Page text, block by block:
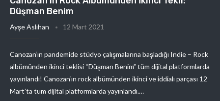
Düşman Benim
Ayşe Aslıhan 12 Mart 2021
Canozan‘ın pandemide stüdyo çalışmalarına başladığı Indie – Rock
albümünden ikinci teklisi “Düşman Benim” tüm dijital platformlarda
yayınlandı! Canozan‘ın rock albümünden ikinci ve iddialı parçası 12
Mart’ta tüm dijital platformlarda yayınlandı.…